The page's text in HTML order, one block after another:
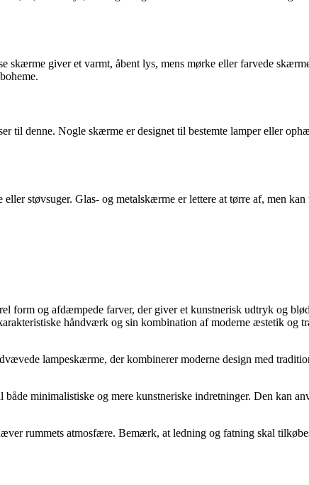
skærme giver et varmt, åbent lys, mens mørke eller farvede
til denne. Nogle skærme er designet til bestemte lamper eller
støvsuger. Glas- og metalskærme er lettere at tørre af, men
form og afdæmpede farver, der giver et kunstnerisk udtryk og
håndværk og sin kombination af moderne æstetik og
lampeskærme, der kombinerer moderne design med
minimalistiske og mere kunstneriske indretninger. Den kan
rummets atmosfære. Bemærk, at ledning og fatning skal